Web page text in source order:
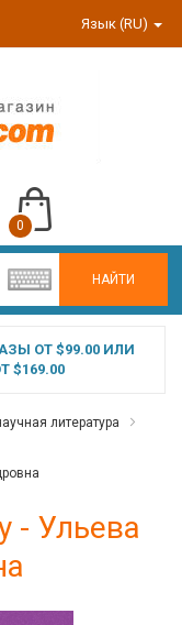
Язык (RU)
НАЙТИ
0
ОТ $99.00 ИЛИ
$169.00
литература
- Ульева